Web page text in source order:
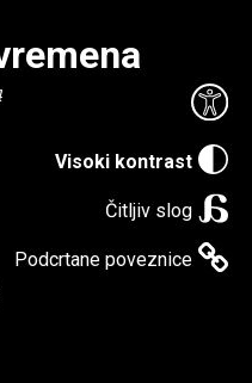
Visoki kontrast
Čitljiv slog
Podcrtane poveznice
knjiga.